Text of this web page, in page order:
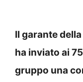
Il garante
ha inviato ai
gruppo una